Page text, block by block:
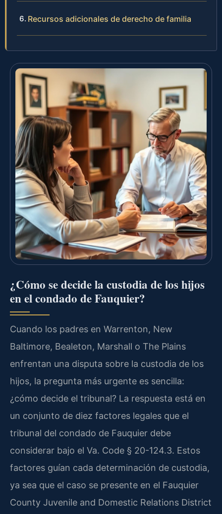
Recursos adicionales de derecho de familia
¿Cómo se decide la custodia de los hijos
en el condado de Fauquier?
Cuando los padres en Warrenton, New
Baltimore, Bealeton, Marshall o The Plains
enfrentan una disputa sobre la custodia de los
hijos, la pregunta más urgente es sencilla:
¿cómo decide el tribunal? La respuesta está en
un conjunto de diez factores legales que el
tribunal del condado de Fauquier debe
considerar bajo el Va. Code § 20-124.3. Estos
factores guían cada determinación de custodia,
ya sea que el caso se presente en el Fauquier
County Juvenile and Domestic Relations District